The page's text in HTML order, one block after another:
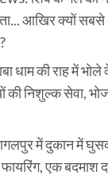
आखिर क्यों सबसे
धाम की राह में
की निशुल्क सेवा,
में दुकान में
एक बदमाश